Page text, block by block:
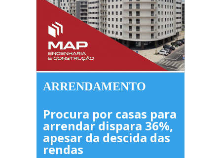
ARRENDAMENTO
Procura por casas para
arrendar dispara 36%,
apesar da descida das
rendas